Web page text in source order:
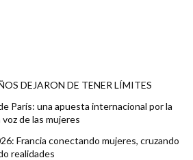
DEJARON DE TENER LÍMITES
París: una apuesta internacional por la
de las mujeres
Francia conectando mujeres, cruzando
realidades